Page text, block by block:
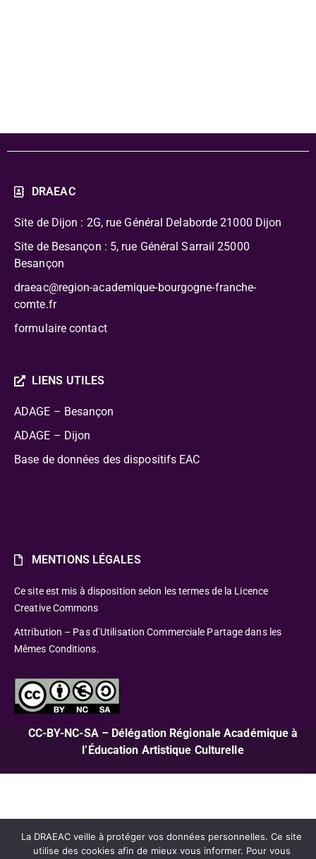
DRAEAC
Site de Dijon : 2G, rue Général Delaborde 21000 Dijon
Site de Besançon : 5, rue Général Sarrail 25000
Besançon
draeac@region-academique-bourgogne-franche-
comte.fr
formulaire contact
LIENS UTILES
ADAGE – Besançon
ADAGE – Dijon
Base de données des dispositifs EAC
MENTIONS LÉGALES
Ce site est mis à disposition selon les termes de la Licence
Creative Commons
Attribution – Pas d’Utilisation Commerciale Partage dans les
Mêmes Conditions.
CC-BY-NC-SA – Délégation Régionale Académique à
l’Éducation Artistique Culturelle
La DRAEAC veille à protéger vos données personnelles. Ce site
utilise des cookies afin de mieux vous informer. Pour vous